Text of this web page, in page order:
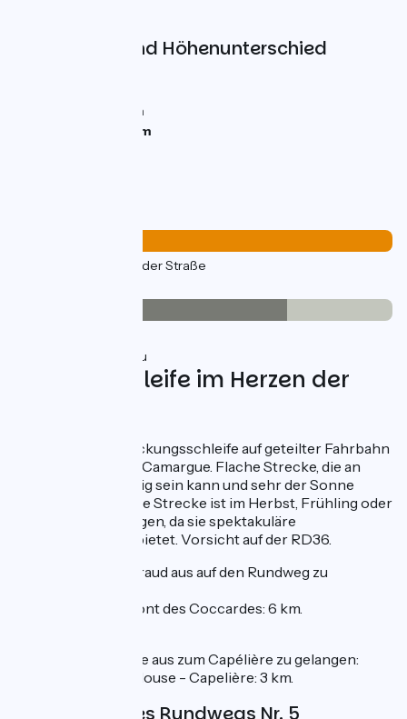
Steigungen und Höhenunterschied
0m
6m
(100%) Auf der Straße
(28%) Inconnu
Fahrradschleife im Herzen der
29 km lange Entdeckungsschleife auf geteilter Fahrbahn
zur Erkundung der Camargue. Flache Strecke, die an
Mistral-Tagen windig sein kann und sehr der Sonne
ausgesetzt ist. Diese Strecke ist im Herbst, Frühling oder
Winter zu bevorzugen, da sie spektakuläre
Lichtverhältnisse bietet. Vorsicht auf der RD36.
Um von Salin de Giraud aus auf den Rundweg zu
Salin de Giraud - Pont des Coccardes: 6 km.
Um von der Schleife aus zum Capélière zu gelangen:
Lieu-dit Mas de Fielouse - Capelière: 3 km.
Markierung des Rundwegs Nr. 5